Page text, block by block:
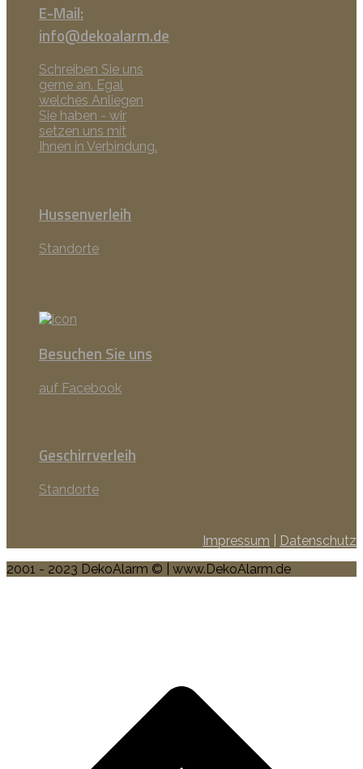
E-Mail:
info@dekoalarm.de
Schreiben Sie uns
gerne an. Egal
welches Anliegen
Sie haben - wir
setzen uns mit
Ihnen in Verbindung.
Hussenverleih
Standorte
Besuchen Sie uns
auf Facebook
Geschirrverleih
Standorte
Impressum
Datenschutz
2001 - 2023 DekoAlarm © | www.DekoAlarm.de